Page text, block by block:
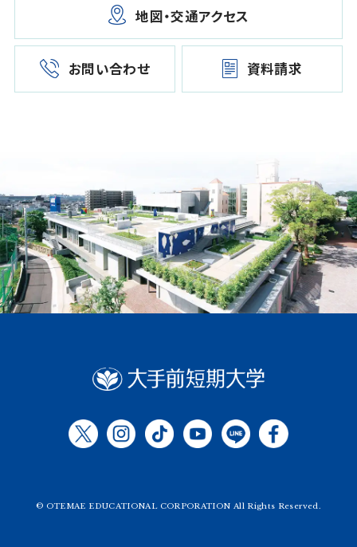
地図・交通アクセス
お問い合わせ 資料請求
© OTEMAE EDUCATIONAL CORPORATION All Rights Reserved.